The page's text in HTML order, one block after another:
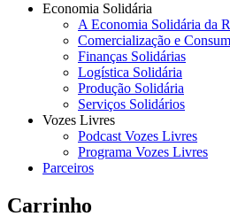
Economia Solidária
A Economia Solidária da
Comercialização e
Finanças Solidárias
Logística Solidária
Produção Solidária
Serviços Solidários
Vozes Livres
Podcast Vozes Livres
Programa Vozes Livres
Parceiros
Carrinho